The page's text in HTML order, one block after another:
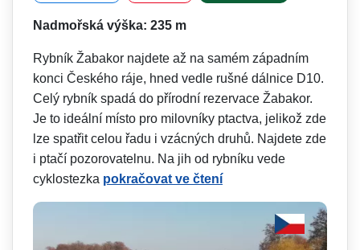
Nadmořská výška: 235 m
Rybník Žabakor najdete až na samém západním
konci Českého ráje, hned vedle rušné dálnice D10.
Celý rybník spadá do přírodní rezervace Žabakor.
Je to ideální místo pro milovníky ptactva, jelikož zde
lze spatřit celou řadu i vzácných druhů. Najdete zde
i ptačí pozorovatelnu. Na jih od rybníku vede
cyklostezka pokračovat ve čtení